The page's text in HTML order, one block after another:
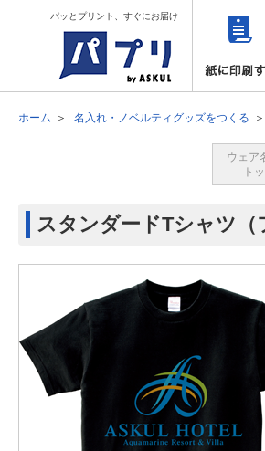
パッとプリント、すぐにお届け
ホーム 名入れ・ノベルティグッズをつくる
ウェア
ト
スタンダードTシャツ